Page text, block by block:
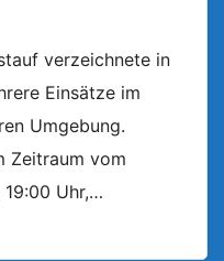
verzeichnete in
Einsätze im
Umgebung.
Zeitraum vom
Uhr,…